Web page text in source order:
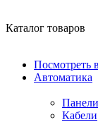
Каталог товаров
Посмотреть
Автоматика
Кабели